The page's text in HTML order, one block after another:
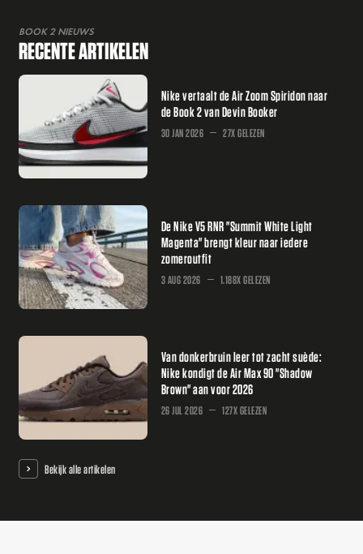
BOOK 2 NIEUWS
RECENTE ARTIKELEN
Nike vertaalt de Air Zoom Spiridon naar
de Book 2 van Devin Booker
30 JAN 2026 27X GELEZEN
De Nike V5 RNR "Summit White Light
Magenta" brengt kleur naar iedere
zomeroutfit
3 AUG 2026 1.188X GELEZEN
Van donkerbruin leer tot zacht suède:
Nike kondigt de Air Max 90 "Shadow
Brown" aan voor 2026
26 JUL 2026 127X GELEZEN
Bekijk alle artikelen